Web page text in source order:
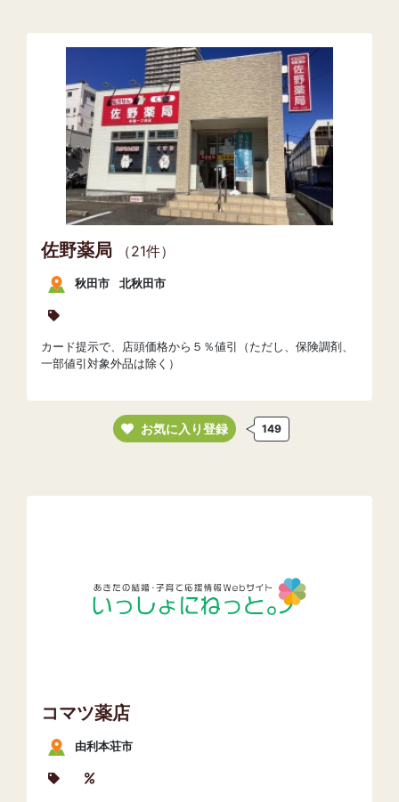
佐野薬局 （21件）
秋田市 北秋田市
カード提示で、店頭価格から５％値引（ただし、保険調剤、
一部値引対象外品は除く）
お気に入り登録 149
コマツ薬店
由利本荘市